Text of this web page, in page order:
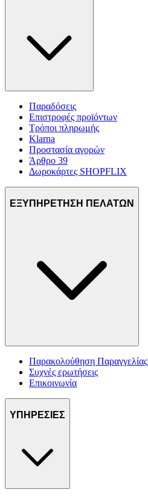
Παραδόσεις
Επιστροφές προϊόντων
Τρόποι πληρωμής
Klarna
Προστασία αγορών
Άρθρο 39
Δωροκάρτες SHOPFLIX
ΕΞΥΠΗΡΕΤΗΣΗ ΠΕΛΑΤΩΝ
Παρακολούθηση Παραγγελίας
Συχνές ερωτήσεις
Επικοινωνία
ΥΠΗΡΕΣΙΕΣ